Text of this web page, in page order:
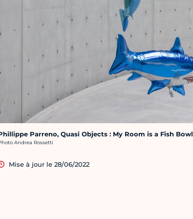
Parreno, Quasi Objects : My Room is a Fish Bowl
photo :
Andrea Rossetti
Mise à jour le 28/06/2022